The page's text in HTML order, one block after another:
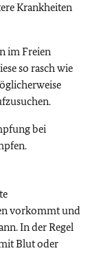
Krankheiten
im Freien
so rasch wie
bei
vorkommt und
In der Regel
Blut oder